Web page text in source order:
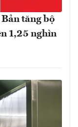
tăng bộ
1,25 nghìn